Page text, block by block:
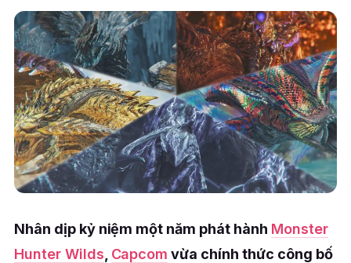
Nhân dịp kỷ niệm một năm phát hành Monster
Hunter Wilds Capcom vừa chính thức công bố